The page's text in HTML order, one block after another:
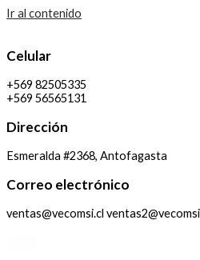
Ir al contenido
Celular
+569 82505335
+569 56565131
Dirección
Esmeralda #2368, Antofagasta
Correo electrónico
ventas@vecomsi.cl